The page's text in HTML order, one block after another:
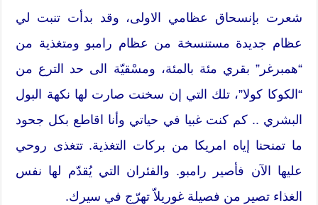
شعرت بإنسحاق عظامي الاولى، وقد بدأت تنبت لي
عظام جديدة مستنسخة من عظام رامبو ومتغذية من
“همبرغر” بقري مئة بالمئة، ومسْقيّة الى حد الترع من
“الكوكا كولا”، تلك التي إن سخنت صارت لها نكهة البول
البشري .. كم كنت غبيا في حياتي وأنا اقاطع بكل جحود
ما تمنحنا إياه امريكا من بركات التغذية. تتغذى روحي
عليها الآن فأصير رامبو. والفئران التي يُقدّم لها نفس
الغذاء تصير من فصيلة غوريلاّ تهرّج في سيرك.